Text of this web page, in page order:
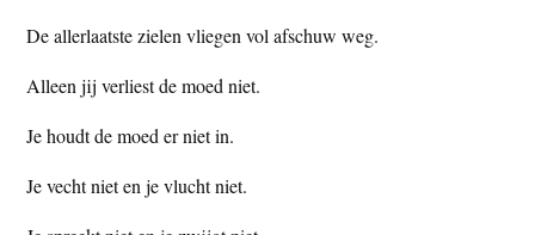
De allerlaatste zielen vliegen vol afschuw weg.
Alleen jij verliest de moed niet.
Je houdt de moed er niet in.
Je vecht niet en je vlucht niet.